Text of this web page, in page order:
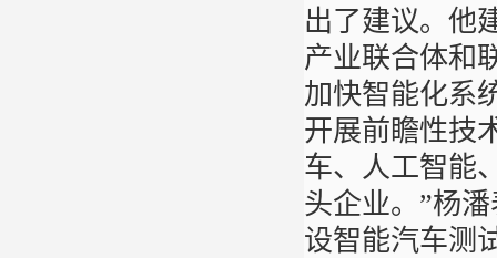
出了建议。他
产业联合体和
加快智能化系
开展前瞻性技
车、人工智能
头企业。”杨
设智能汽车测